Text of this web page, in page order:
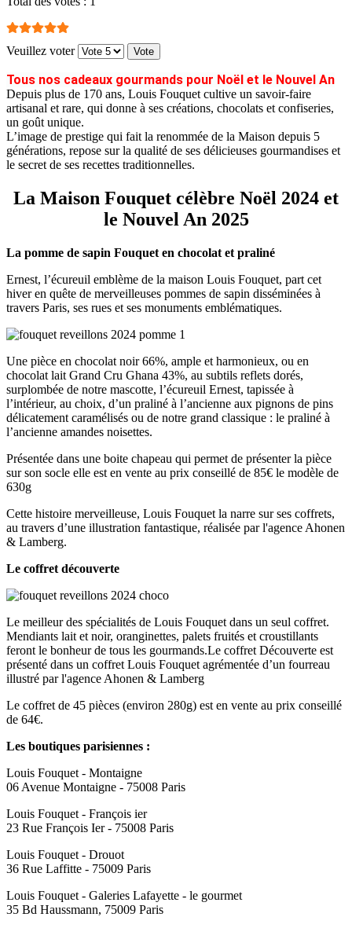
Veuillez voter
Tous nos cadeaux gourmands pour Noël et le Nouvel An
Depuis plus de 170 ans, Louis Fouquet cultive un savoir-faire
artisanal et rare, qui donne à ses créations, chocolats et confiseries,
un goût unique.
L’image de prestige qui fait la renommée de la Maison depuis 5
générations, repose sur la qualité de ses délicieuses gourmandises et
le secret de ses recettes traditionnelles.
La Maison Fouquet célèbre Noël 2024 et
le Nouvel An 2025
La pomme de sapin Fouquet en chocolat et praliné
Ernest, l’écureuil emblème de la maison Louis Fouquet, part cet
hiver en quête de merveilleuses pommes de sapin disséminées à
travers Paris, ses rues et ses monuments emblématiques.
Une pièce en chocolat noir 66%, ample et harmonieux, ou en
chocolat lait Grand Cru Ghana 43%, au subtils reflets dorés,
surplombée de notre mascotte, l’écureuil Ernest, tapissée à
l’intérieur, au choix, d’un praliné à l’ancienne aux pignons de pins
délicatement caramélisés ou de notre grand classique : le praliné à
l’ancienne amandes noisettes.
Présentée dans une boite chapeau qui permet de présenter la pièce
sur son socle elle est en vente au prix conseillé de 85€ le modèle de
630g
Cette histoire merveilleuse, Louis Fouquet la narre sur ses coffrets,
au travers d’une illustration fantastique, réalisée par l'agence Ahonen
& Lamberg.
Le coffret découverte
Le meilleur des spécialités de Louis Fouquet dans un seul coffret.
Mendiants lait et noir, oranginettes, palets fruités et croustillants
feront le bonheur de tous les gourmands.Le coffret Découverte est
présenté dans un coffret Louis Fouquet agrémentée d’un fourreau
illustré par l'agence Ahonen & Lamberg
Le coffret de 45 pièces (environ 280g) est en vente au prix conseillé
de 64€.
Les boutiques parisiennes :
Louis Fouquet - Montaigne
06 Avenue Montaigne - 75008 Paris
Louis Fouquet - François ier
23 Rue François Ier - 75008 Paris
Louis Fouquet - Drouot
36 Rue Laffitte - 75009 Paris
Louis Fouquet - Galeries Lafayette - le gourmet
35 Bd Haussmann, 75009 Paris